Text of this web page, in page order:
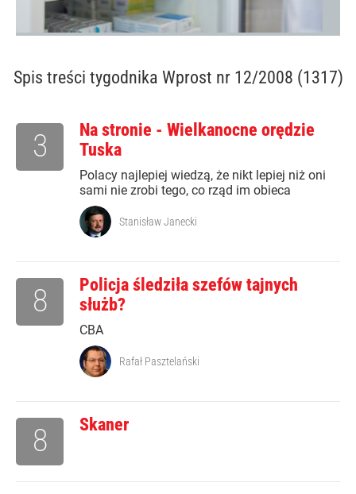
Spis treści tygodnika Wprost nr 12/2008 (1317)
Na stronie - Wielkanocne orędzie
Tuska
Polacy najlepiej wiedzą, że nikt lepiej niż oni
sami nie zrobi tego, co rząd im obieca
3
Stanisław Janecki
Policja śledziła szefów tajnych
służb?
CBA
8
Rafał Pasztelański
Skaner
8